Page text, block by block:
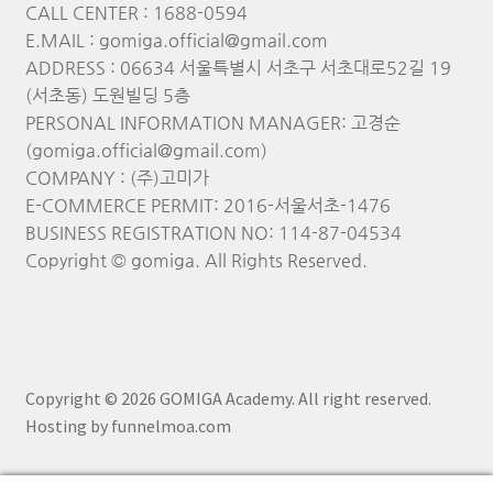
CALL CENTER : 1688-0594
E.MAIL : gomiga.official@gmail.com
ADDRESS : 06634 서울특별시 서초구 서초대로52길 19
(서초동) 도원빌딩 5층
PERSONAL INFORMATION MANAGER: 고경순
(gomiga.official@gmail.com)
COMPANY : (주)고미가
E-COMMERCE PERMIT: 2016-서울서초-1476
BUSINESS REGISTRATION NO: 114-87-04534
Copyright © gomiga. All Rights Reserved.
Copyright © 2026 GOMIGA Academy. All right reserved.
Hosting by funnelmoa.com